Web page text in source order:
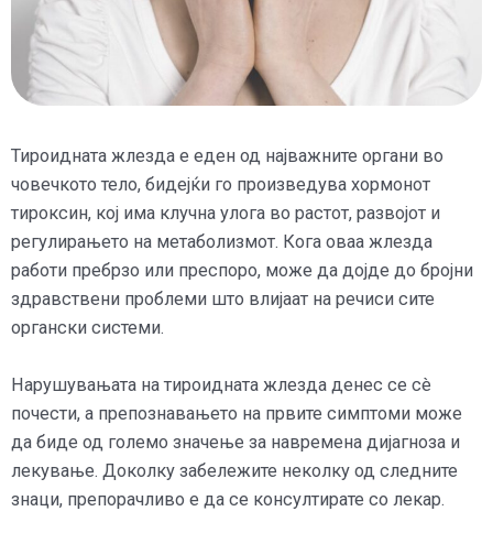
Тироидната жлезда е еден од најважните органи во
човечкото тело, бидејќи го произведува хормонот
тироксин, кој има клучна улога во растот, развојот и
регулирањето на метаболизмот. Кога оваа жлезда
работи пребрзо или преспоро, може да дојде до бројни
здравствени проблеми што влијаат на речиси сите
органски системи.
Нарушувањата на тироидната жлезда денес се сè
почести, а препознавањето на првите симптоми може
да биде од големо значење за навремена дијагноза и
лекување. Доколку забележите неколку од следните
знаци, препорачливо е да се консултирате со лекар.